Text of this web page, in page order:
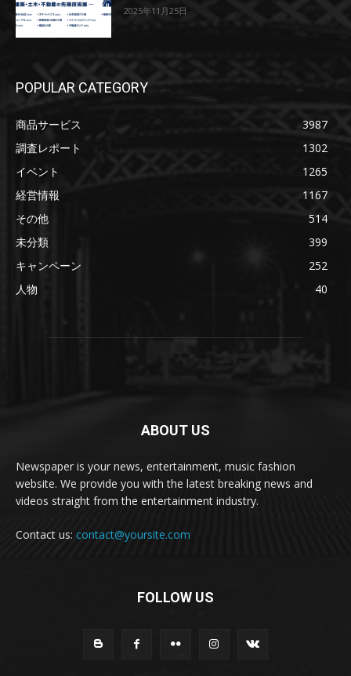
2025年11月25日
POPULAR CATEGORY
商品サービス
3987
調査レポート
1302
イベント
1265
経営情報
1167
その他
514
未分類
399
キャンペーン
252
人物
40
ABOUT US
Newspaper is your news, entertainment, music fashion
website. We provide you with the latest breaking news and
videos straight from the entertainment industry.
Contact us: contact@yoursite.com
FOLLOW US